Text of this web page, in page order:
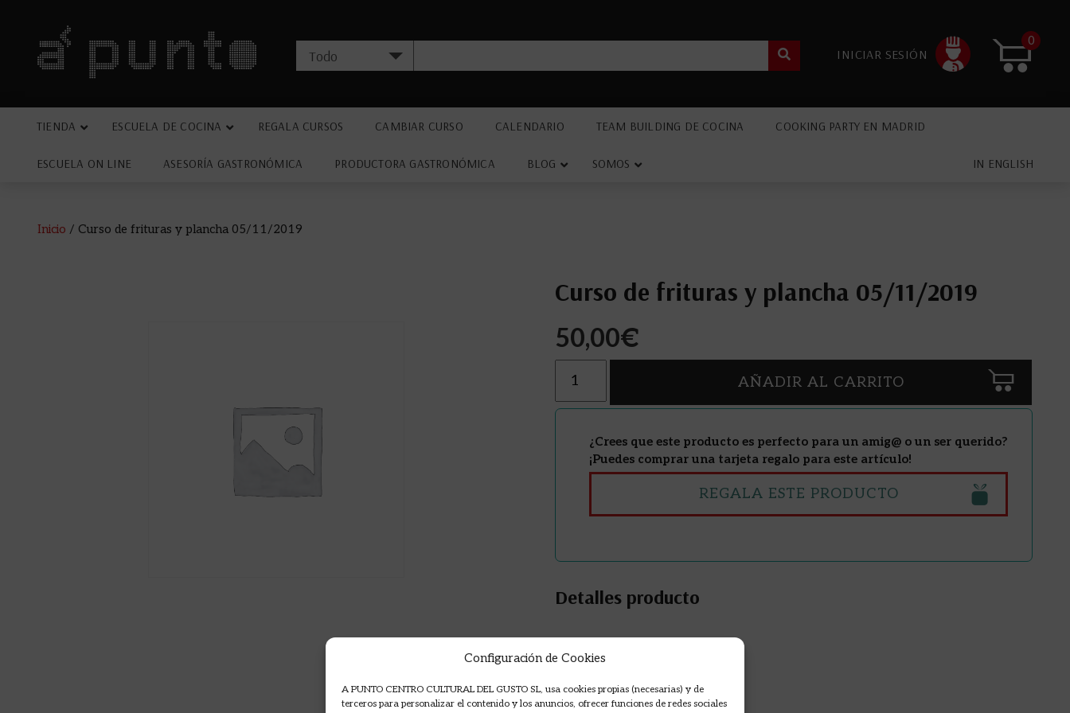
Configuración de Cookies
A PUNTO CENTRO CULTURAL DEL GUSTO SL, usa cookies propias (necesarias) y de
terceros para personalizar el contenido y los anuncios, ofrecer funciones de redes sociales
INICIAR SESIÓN
0
TIENDA ESCUELA DE COCINA REGALA CURSOS CAMBIAR CURSO CALENDARIO TEAM BUILDING DE COCINA COOKING PARTY EN MADRID
ESCUELA ON LINE ASESORÍA GASTRONÓMICA PRODUCTORA GASTRONÓMICA BLOG SOMOS IN ENGLISH
Inicio / Curso de frituras y plancha 05/11/2019
Curso de frituras y plancha 05/11/2019
50,00€
AÑADIR AL CARRITO
¿Crees que este producto es perfecto para un amig@ o un ser querido?
¡Puedes comprar una tarjeta regalo para este artículo!
REGALA ESTE PRODUCTO
Detalles producto